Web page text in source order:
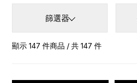
篩選器
顯示 147 件商品 / 共 147 件